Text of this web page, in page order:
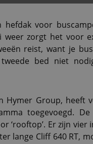
voor
zorgt het voor
reist, want je
bed niet
Hymer Group, heeft
toegevoegd.
‘rooftop’. Er zijn
lange Cliff 640 RT,